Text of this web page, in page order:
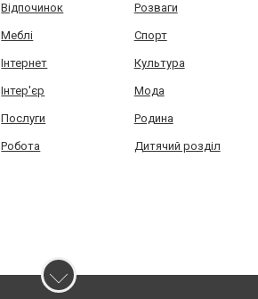
Відпочинок Розваги
Меблі Спорт
Інтернет Культура
Інтер'єр Мода
Послуги Родина
Робота Дитячий розділ